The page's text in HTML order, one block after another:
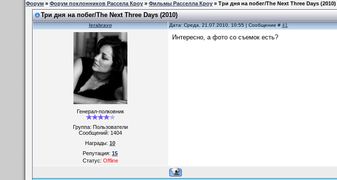
Форум»Форум поклонников Рассела Кроу»Фильмы Расселла Кроу»Три дня на побег/The Next Three Days (2010)
Три дня на побег/The Next Three Days (2010)
lerabravo Дата: Среда, 21.07.2010, 10:55 | Сообщение #41
Генерал-полковник
Группа: Пользователи
Сообщений:1404
Награды:10
Репутация:15
Статус:Offline
Интересно, а фото со съемок есть?